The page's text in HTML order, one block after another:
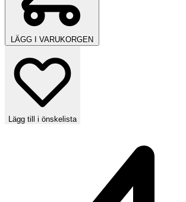
LÄGG I VARUKORGEN
Lägg till i önskelista